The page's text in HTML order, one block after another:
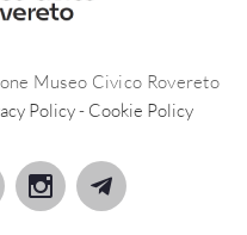
Museo Civico Rovereto
Policy- Cookie Policy